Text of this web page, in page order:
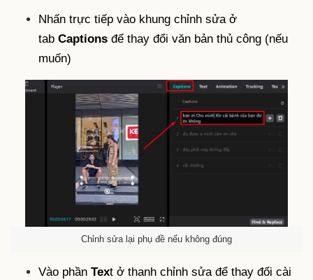
Nhấn trực tiếp vào khung chỉnh sửa ở
tab Captions để thay đổi văn bản thủ công (nếu
muốn)
Chỉnh sửa lại phụ đề nếu không đúng
Vào phần Text ở thanh chỉnh sửa để thay đổi cài